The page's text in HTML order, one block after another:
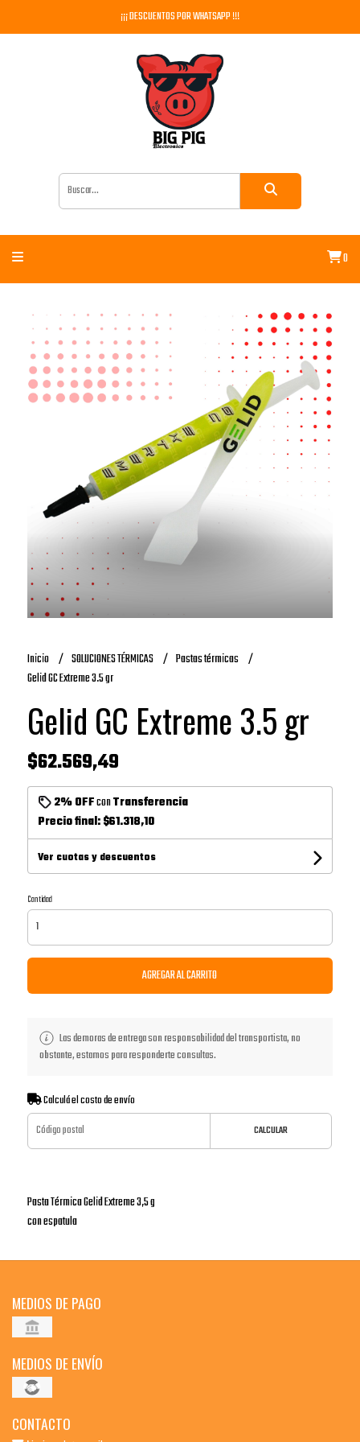
¡¡¡ DESCUENTOS POR WHATSAPP !!!
0
Inicio SOLUCIONES TÉRMICAS
Pastas térmicas
Gelid GC Extreme 3.5 gr
Gelid GC Extreme 3.5 gr
$62.569,49
2% OFFconTransferencia
Precio final:$61.318,10
Ver cuotas y descuentos
Cantidad
AGREGAR AL CARRITO
Las demoras de entrega son responsabilidad del transportista, no
obstante, estamos para responderte consultas.
Calculá el costo de envío
CALCULAR
Pasta Térmica Gelid Extreme 3,5 g
con espatula
MEDIOS DE PAGO
MEDIOS DE ENVÍO
CONTACTO